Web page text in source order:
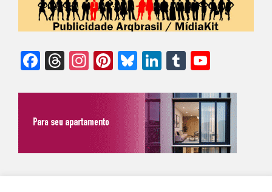
Facebook
Threads
Instagram
Pinterest
Bluesky
LinkedIn
Tumblr